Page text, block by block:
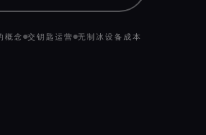
概念 交钥匙运营 无制冰设备成本